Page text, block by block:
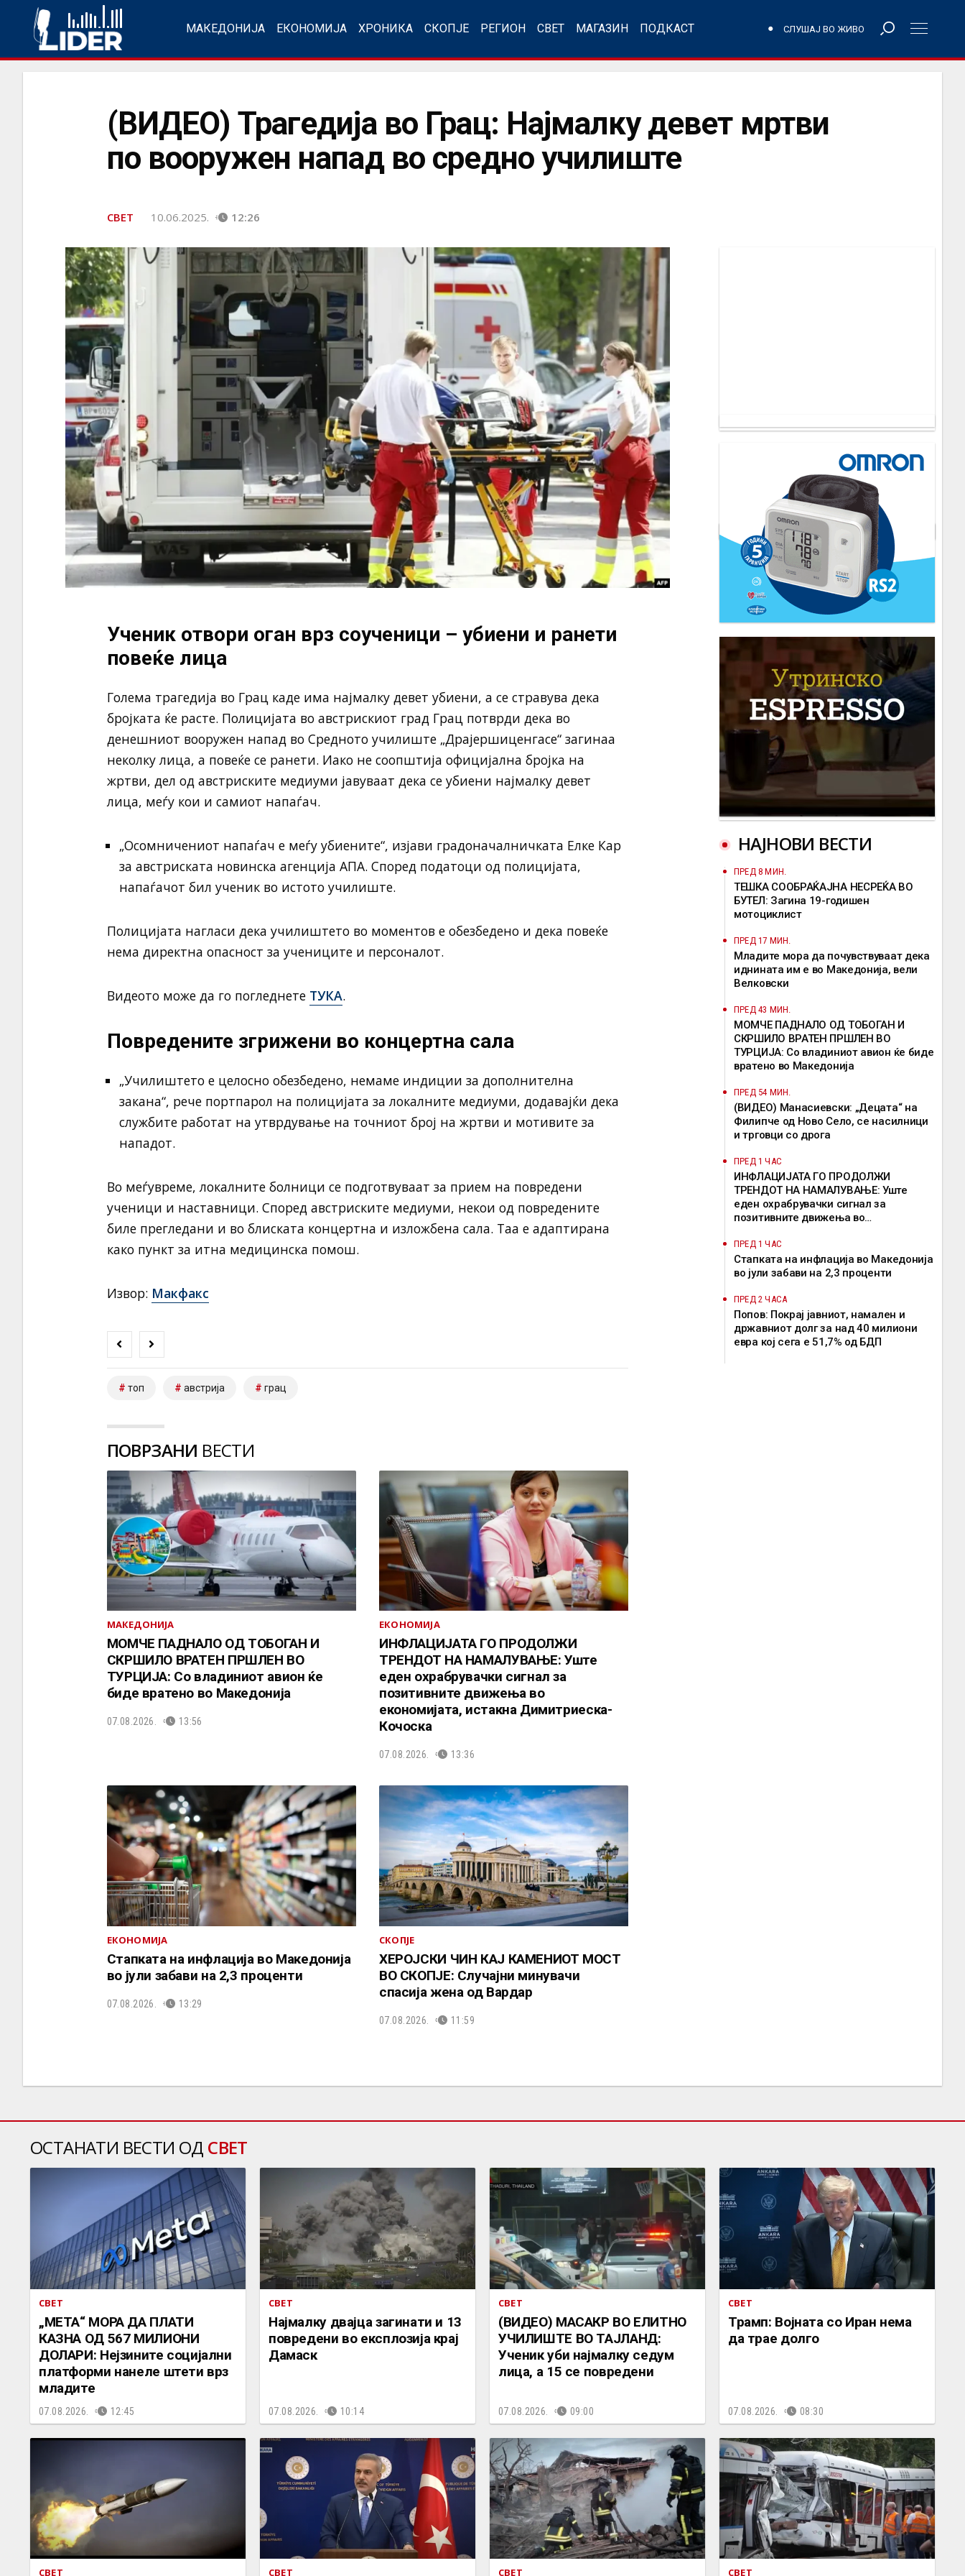
МАКЕДОНИЈА ЕКОНОМИЈА ХРОНИКА СКОПЈЕ РЕГИОН СВЕТ МАГАЗИН ПОДКАСТ СЛУШАЈ ВО ЖИВО
(ВИДЕО) Трагедија во Грац: Најмалку девет мртви
по вооружен напад во средно училиште
СВЕТ 10.06.2025. 12:26
Учeник отвори оган врз соученици – убиени и ранети
повеќе лица
Голема трагедија во Грац каде има најмалку девет убиени, а се стравува дека
бројката ќе расте. Полицијата во австрискиот град Грац потврди дека во
денешниот вооружен напад во Средното училиште „Драјершиценгасе“ загинаа
неколку лица, а повеќе се ранети. Иако не соопштија официјална бројка на
жртви, дел од австриските медиуми јавуваат дека се убиени најмалку девет
лица, меѓу кои и самиот напаѓач.
„Осомничениот напаѓач е меѓу убиените“, изјави градоначалничката Елке Кар
за австриската новинска агенција АПА. Според податоци од полицијата,
напаѓачот бил ученик во истото училиште.
Полицијата нагласи дека училиштето во моментов е обезбедено и дека повеќе
нема директна опасност за учениците и персоналот.
Видеото може да го погледнете ТУКА.
Повредените згрижени во концертна сала
„Училиштето е целосно обезбедено, немаме индиции за дополнителна
закана“, рече портпарол на полицијата за локалните медиуми, додавајќи дека
службите работат на утврдување на точниот број на жртви и мотивите за
нападот.
Во меѓувреме, локалните болници се подготвуваат за прием на повредени
ученици и наставници. Според австриските медиуми, некои од повредените
биле прегледани и во блиската концертна и изложбена сала. Таа е адаптирана
како пункт за итна медицинска помош.
Извор: Макфакс
топ австрија грац
ПОВРЗАНИ ВЕСТИ
МАКЕДОНИЈА
МОМЧЕ ПАДНАЛО ОД ТОБОГАН И
СКРШИЛО ВРАТЕН ПРШЛЕН ВО
ТУРЦИЈА: Со владиниот авион ќе
биде вратено во Македонија
07.08.2026. 13:56
ЕКОНОМИЈА
ИНФЛАЦИЈАТА ГО ПРОДОЛЖИ
ТРЕНДОТ НА НАМАЛУВАЊЕ: Уште
еден охрабрувачки сигнал за
позитивните движења во
економијата, истакна Димитриеска-
Кочоска
07.08.2026. 13:36
ЕКОНОМИЈА
Стапката на инфлација во Македонија
во јули забави на 2,3 проценти
07.08.2026. 13:29
СКОПЈЕ
ХЕРОЈСКИ ЧИН КАЈ КАМЕНИОТ МОСТ
ВО СКОПЈЕ: Случајни минувачи
спасија жена од Вардар
07.08.2026. 11:59
НАЈНОВИ ВЕСТИ
ПРЕД 8 МИН.
ТЕШКА СООБРАЌАЈНА НЕСРЕЌА ВО
БУТЕЛ: Загина 19-годишен
мотоциклист
ПРЕД 17 МИН.
Младите мора да почувствуваат дека
иднината им е во Македонија, вели
Велковски
ПРЕД 43 МИН.
МОМЧЕ ПАДНАЛО ОД ТОБОГАН И
СКРШИЛО ВРАТЕН ПРШЛЕН ВО
ТУРЦИЈА: Со владиниот авион ќе биде
вратено во Македонија
ПРЕД 54 МИН.
(ВИДЕО) Манасиевски: „Децата“ на
Филипче од Ново Село, се насилници
и трговци со дрога
ПРЕД 1 ЧАС
ИНФЛАЦИЈАТА ГО ПРОДОЛЖИ
ТРЕНДОТ НА НАМАЛУВАЊЕ: Уште
еден охрабрувачки сигнал за
позитивните движења во
Кочоска
ПРЕД 1 ЧАС
Стапката на инфлација во Македонија
во јули забави на 2,3 проценти
ПРЕД 2 ЧАСА
Попов: Покрај јавниот, намален и
државниот долг за над 40 милиони
евра кој сега е 51,7% од БДП
ОСТАНАТИ ВЕСТИ ОД СВЕТ
СВЕТ
„МЕТА“ МОРА ДА ПЛАТИ
КАЗНА ОД 567 МИЛИОНИ
ДОЛАРИ: Нејзините социјални
платформи нанеле штети врз
младите
07.08.2026. 12:45
СВЕТ
Најмалку двајца загинати и 13
повредени во експлозија крај
Дамаск
07.08.2026. 10:14
СВЕТ
(ВИДЕО) МАСАКР ВО ЕЛИТНО
УЧИЛИШТЕ ВО ТАЈЛАНД:
Ученик уби најмалку седум
лица, а 15 се повредени
07.08.2026. 09:00
СВЕТ
Трамп: Војната со Иран нема
да трае долго
07.08.2026. 08:30
СВЕТ СВЕТ СВЕТ СВЕТ